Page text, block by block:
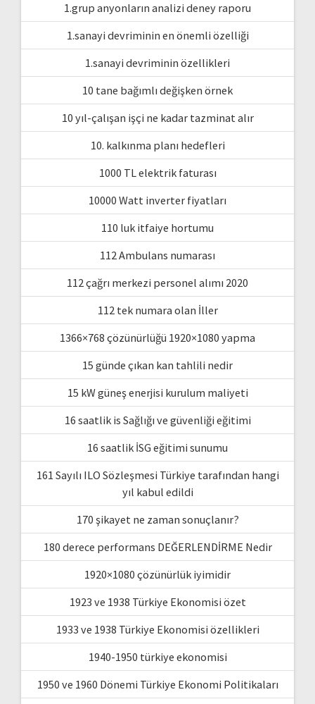
1.grup anyonların analizi deney raporu
1.sanayi devriminin en önemli özelliği
1.sanayi devriminin özellikleri
10 tane bağımlı değişken örnek
10 yıl-çalışan işçi ne kadar tazminat alır
10. kalkınma planı hedefleri
1000 TL elektrik faturası
10000 Watt inverter fiyatları
110 luk itfaiye hortumu
112 Ambulans numarası
112 çağrı merkezi personel alımı 2020
112 tek numara olan İller
1366×768 çözünürlüğü 1920×1080 yapma
15 günde çıkan kan tahlili nedir
15 kW güneş enerjisi kurulum maliyeti
16 saatlik is Sağlığı ve güvenliği eğitimi
16 saatlik İSG eğitimi sunumu
161 Sayılı ILO Sözleşmesi Türkiye tarafından hangi
yıl kabul edildi
170 şikayet ne zaman sonuçlanır?
180 derece performans DEĞERLENDİRME Nedir
1920×1080 çözünürlük iyimidir
1923 ve 1938 Türkiye Ekonomisi özet
1933 ve 1938 Türkiye Ekonomisi özellikleri
1940-1950 türkiye ekonomisi
1950 ve 1960 Dönemi Türkiye Ekonomi Politikaları